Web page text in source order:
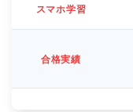
スマホ学習
合格実績